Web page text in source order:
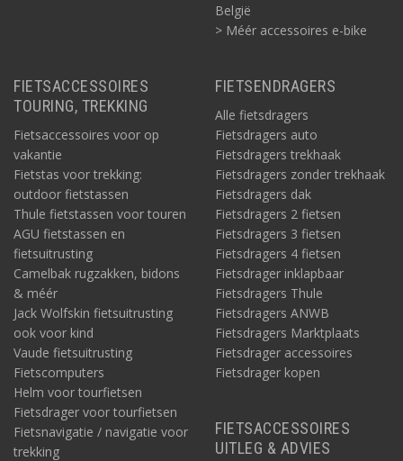
België
> Méér accessoires e-bike
FIETSACCESSOIRES
TOURING, TREKKING
Fietsaccessoires voor op
vakantie
Fietstas voor trekking:
outdoor fietstassen
Thule fietstassen voor touren
AGU fietstassen en
fietsuitrusting
Camelbak rugzakken, bidons
& méér
Jack Wolfskin fietsuitrusting
ook voor kind
Vaude fietsuitrusting
Fietscomputers
Helm voor tourfietsen
Fietsdrager voor tourfietsen
Fietsnavigatie / navigatie voor
trekking
FIETSENDRAGERS
Alle fietsdragers
Fietsdragers auto
Fietsdragers trekhaak
Fietsdragers zonder trekhaak
Fietsdragers dak
Fietsdragers 2 fietsen
Fietsdragers 3 fietsen
Fietsdragers 4 fietsen
Fietsdrager inklapbaar
Fietsdragers Thule
Fietsdragers ANWB
Fietsdragers Marktplaats
Fietsdrager accessoires
Fietsdrager kopen
FIETSACCESSOIRES
UITLEG & ADVIES